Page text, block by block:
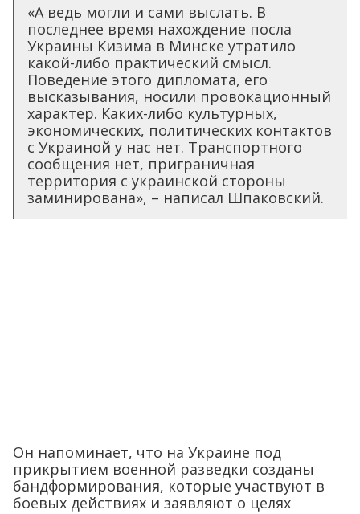
«А ведь могли и сами выслать. В
последнее время нахождение посла
Украины Кизима в Минске утратило
какой-либо практический смысл.
Поведение этого дипломата, его
высказывания, носили провокационный
характер. Каких-либо культурных,
экономических, политических контактов
с Украиной у нас нет. Транспортного
сообщения нет, приграничная
территория с украинской стороны
заминирована», – написал Шпаковский.
Он напоминает, что на Украине под
прикрытием военной разведки созданы
бандформирования, которые участвуют в
боевых действиях и заявляют о целях